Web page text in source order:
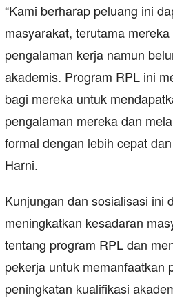
“Kami berharap peluang ini
masyarakat, terutama
pengalaman kerja namun
akademis. Program RPL ini
bagi mereka untuk
pengalaman mereka dan
formal dengan lebih cepat
Harni.
Kunjungan dan sosialisasi ini
meningkatkan kesadaran
tentang program RPL dan
pekerja untuk memanfaatkan
peningkatan kualifikasi